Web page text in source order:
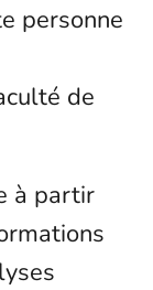
personne
de
à partir